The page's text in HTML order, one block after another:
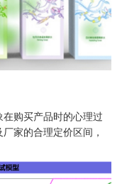
购买产品时的心理过
家的合理定价区间，